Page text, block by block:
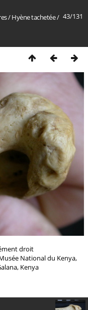
43/131
/Hyène tachetée/
droit
National du Kenya,
Kenya